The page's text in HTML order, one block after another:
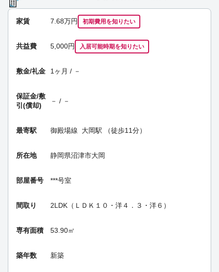
家賃 7.68万円 初期費用を知りたい
共益費 5,000円 入居可能時期を知りたい
敷金/礼金 1ヶ月 / －
保証金/敷
引(償却)
－ / －
最寄駅 御殿場線 大岡駅 （徒歩11分）
所在地 静岡県沼津市大岡
部屋番号 ***号室
間取り 2LDK（ＬＤＫ１０・洋４．３・洋６）
専有面積 53.90㎡
築年数 新築